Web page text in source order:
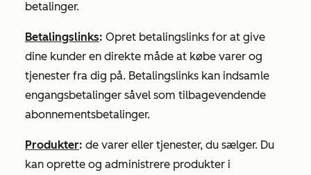
betalinger.
Betalingslinks: Opret betalingslinks for at give
dine kunder en direkte måde at købe varer og
tjenester fra dig på. Betalingslinks kan indsamle
engangsbetalinger såvel som tilbagevendende
abonnementsbetalinger.
Produkter: de varer eller tjenester, du sælger. Du
kan oprette og administrere produkter i